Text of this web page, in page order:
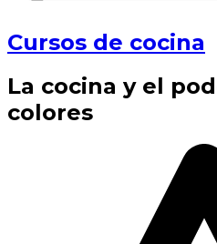
Cursos de cocina
La cocina y el
colores